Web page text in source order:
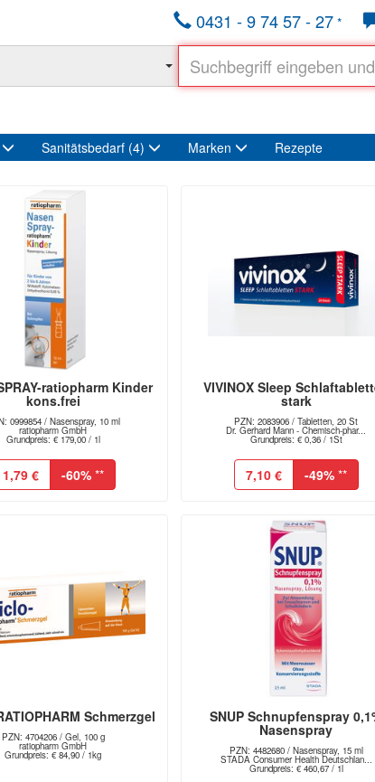
0431 - 9 74 57 - 27 *
Sanitätsbedarf (4) Marken Rezepte
ratiopharm Kinder
kons.frei
0999854 / Nasenspray, 10 ml
ratiopharm GmbH
Grundpreis: € 179,00 / 1l
1,79 € -60%**
VIVINOX Sleep
stark
PZN: 2083906 / Tabletten, 20 St
Dr. Gerhard Mann - Chemisch-phar...
Grundpreis: € 0,36 / 1St
7,10 € -49%**
Schmerzgel
PZN: 4704206 / Gel, 100 g
ratiopharm GmbH
Grundpreis: € 84,90 / 1kg
SNUP Schnupfenspray
Nasenspray
PZN: 4482680 / Nasenspray, 15 ml
STADA Consumer Health Deutschlan...
Grundpreis: € 460,67 / 1l